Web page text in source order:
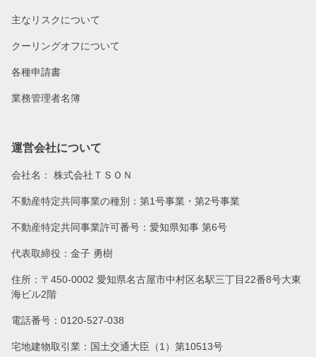
主なリスクについて
クーリングオフについて
各種申請書
業務管理者名簿
運営会社について
会社名： 株式会社ＴＳＯＮ
不動産特定共同事業の種別：第1号事業・第2号事業
不動産特定共同事業許可番号：愛知県知事 第6号
代表取締役：金子 勇樹
住所：〒450-0002 愛知県名古屋市中村区名駅三丁目22番8号大東
海ビル2階
電話番号：0120-527-038
宅地建物取引業：国土交通大臣（1）第10513号